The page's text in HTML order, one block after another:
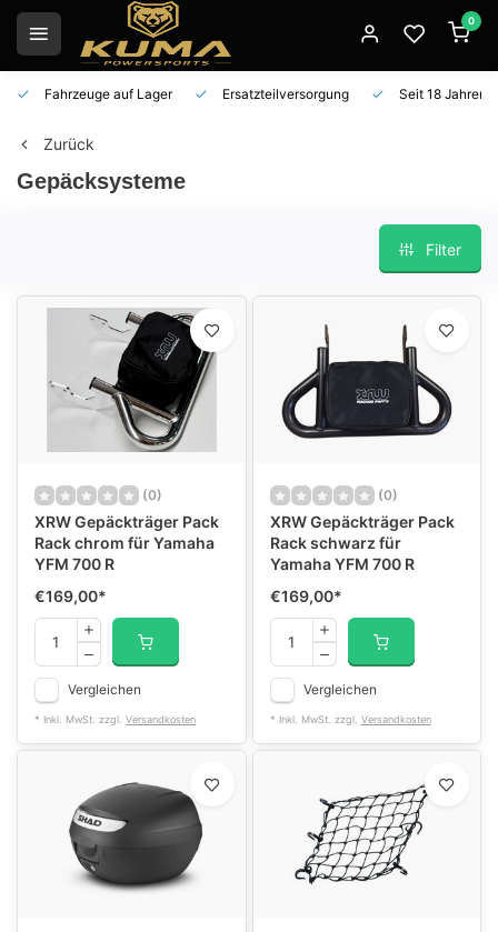
0
Fahrzeuge auf Lager Ersatzteilversorgung Seit 18 Jahren
Zurück
Gepäcksysteme
Filter
(0)
XRW Gepäckträger Pack
Rack chrom für Yamaha
YFM 700 R
€169,00*
Vergleichen
* Inkl. MwSt. zzgl. Versandkosten
(0)
XRW Gepäckträger Pack
Rack schwarz für
Yamaha YFM 700 R
€169,00*
Vergleichen
* Inkl. MwSt. zzgl. Versandkosten